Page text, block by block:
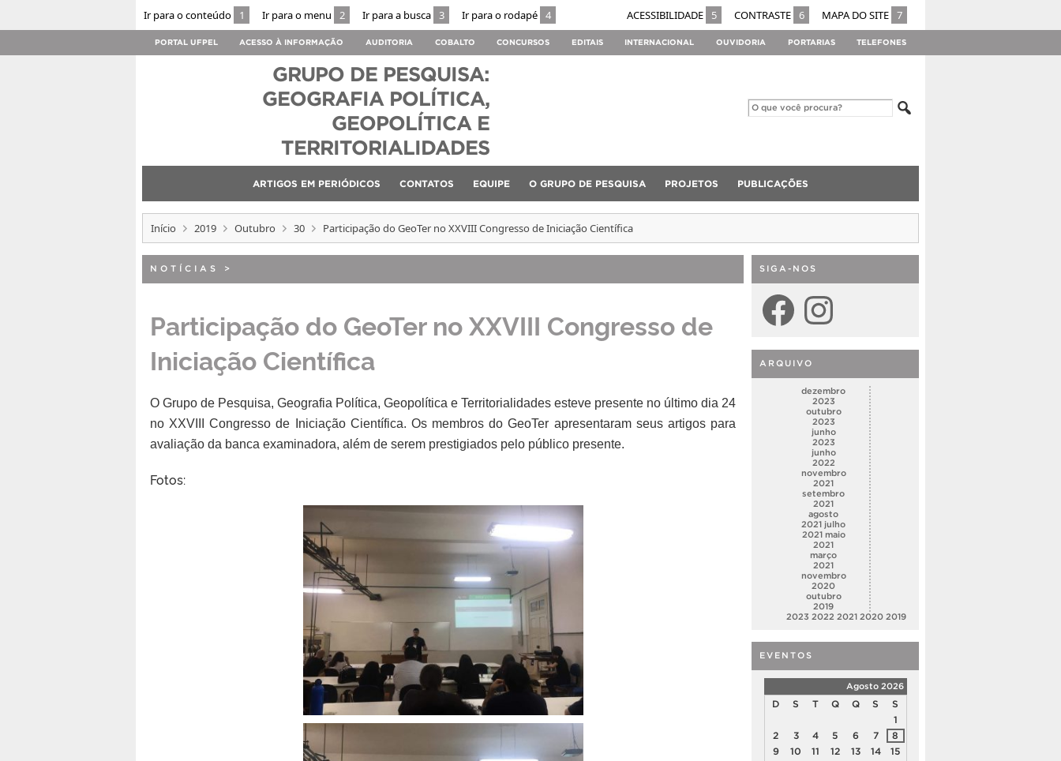
Ir para o conteúdo 1 Ir para o menu 2 Ir para a busca 3 Ir para o rodapé 4 ACESSIBILIDADE 5 CONTRASTE 6 MAPA DO SITE 7
PORTAL UFPEL ACESSO À INFORMAÇÃO AUDITORIA COBALTO CONCURSOS EDITAIS INTERNACIONAL OUVIDORIA PORTARIAS TELEFONES
GRUPO DE PESQUISA:
GEOGRAFIA POLÍTICA,
GEOPOLÍTICA E
TERRITORIALIDADES
ARTIGOS EM PERIÓDICOS CONTATOS EQUIPE O GRUPO DE PESQUISA PROJETOS PUBLICAÇÕES
Início 2019 Outubro 30 Participação do GeoTer no XXVIII Congresso de Iniciação Científica
NOTÍCIAS >
Participação do GeoTer no XXVIII Congresso de
Iniciação Científica
O Grupo de Pesquisa, Geografia Política, Geopolítica e Territorialidades esteve presente no último dia 24
no XXVIII Congresso de Iniciação Científica. Os membros do GeoTer apresentaram seus artigos para
avaliação da banca examinadora, além de serem prestigiados pelo público presente.
Fotos:
SIGA-NOS
Facebook Instagram
ARQUIVO
dezembro
2023
outubro
2023
junho
2023
junho
2022
novembro
2021
setembro
2021
agosto
2021 julho
2021 maio
2021
março
2021
novembro
2020
outubro
2019
2023 2022 2021 2020 2019
EVENTOS
Agosto 2026
D S T Q Q S
S
1
2
3 4 5 6 7
8
9
10 11 12 13 14
15